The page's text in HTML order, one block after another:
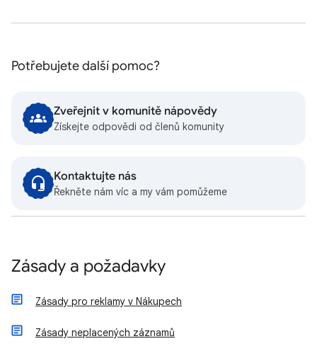
Potřebujete další pomoc?
Zveřejnit v komunitě nápovědy
Získejte odpovědi od členů komunity
Kontaktujte nás
Řekněte nám víc a my vám pomůžeme
Zásady a požadavky
Zásady pro reklamy v Nákupech
Zásady neplacených záznamů